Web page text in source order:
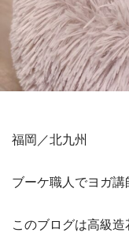
福岡／北九州
ブーケ職人でヨガ講
このブログは高級